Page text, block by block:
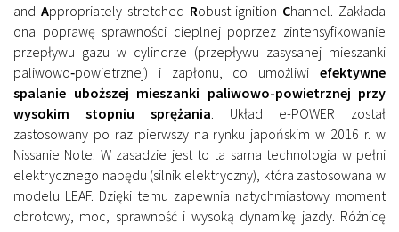
and Appropriately stretched Robust ignition Channel. Zakłada
ona poprawę sprawności cieplnej poprzez zintensyfikowanie
przepływu gazu w cylindrze (przepływu zasysanej mieszanki
paliwowo‑powietrznej) i zapłonu, co umożliwi efektywne
spalanie uboższej mieszanki paliwowo-powietrznej przy
wysokim stopniu sprężania . Układ e-POWER został
zastosowany po raz pierwszy na rynku japońskim w 2016 r. w
Nissanie Note. W zasadzie jest to ta sama technologia w pełni
elektrycznego napędu (silnik elektryczny), która zastosowana w
modelu LEAF. Dzięki temu zapewnia natychmiastowy moment
obrotowy, moc, sprawność i wysoką dynamikę jazdy. Różnicę